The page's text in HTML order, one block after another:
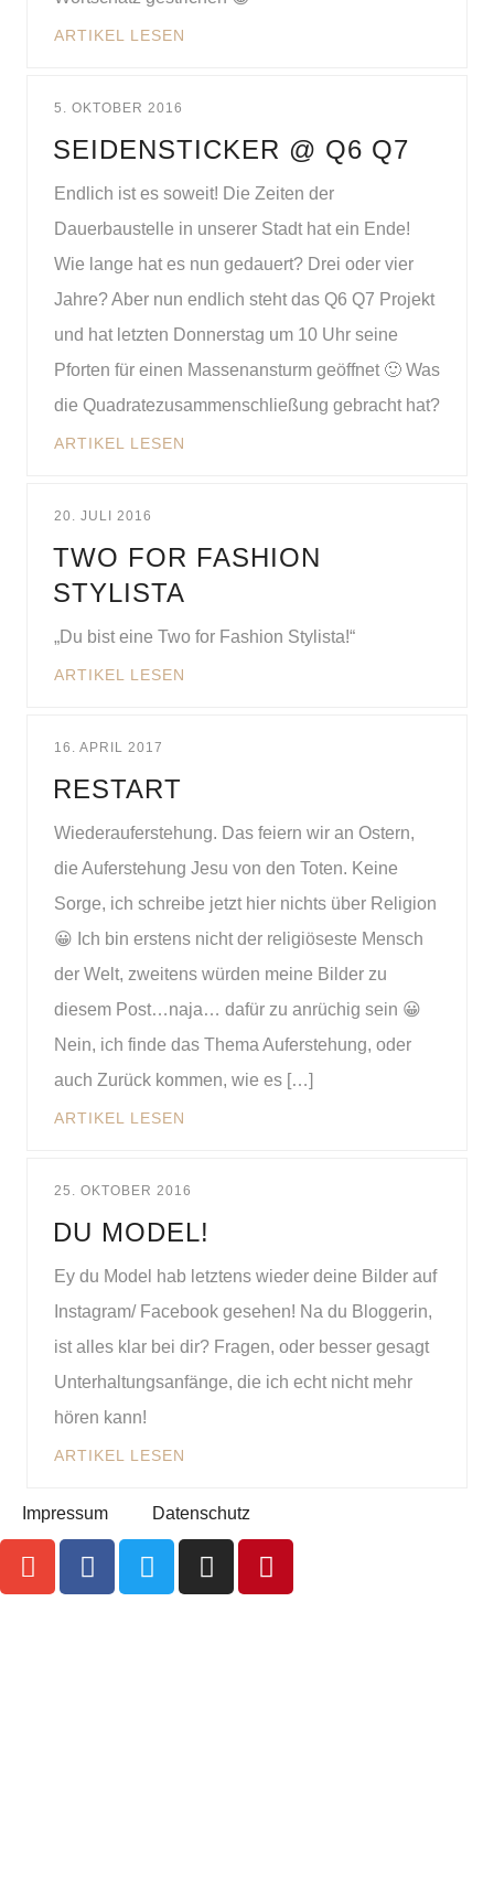
ARTIKEL LESEN
5. OKTOBER 2016
SEIDENSTICKER @ Q6 Q7
Endlich ist es soweit! Die Zeiten der
Dauerbaustelle in unserer Stadt hat ein Ende!
Wie lange hat es nun gedauert? Drei oder vier
Jahre? Aber nun endlich steht das Q6 Q7 Projekt
und hat letzten Donnerstag um 10 Uhr seine
Pforten für einen Massenansturm geöffnet 🙂 Was
die Quadratezusammenschließung gebracht hat?
ARTIKEL LESEN
20. JULI 2016
TWO FOR FASHION
STYLISTA
„Du bist eine Two for Fashion Stylista!“
ARTIKEL LESEN
16. APRIL 2017
RESTART
Wiederauferstehung. Das feiern wir an Ostern,
die Auferstehung Jesu von den Toten. Keine
Sorge, ich schreibe jetzt hier nichts über Religion
😀 Ich bin erstens nicht der religiöseste Mensch
der Welt, zweitens würden meine Bilder zu
diesem Post…naja… dafür zu anrüchig sein 😀
Nein, ich finde das Thema Auferstehung, oder
auch Zurück kommen, wie es […]
ARTIKEL LESEN
25. OKTOBER 2016
DU MODEL!
Ey du Model hab letztens wieder deine Bilder auf
Instagram/ Facebook gesehen! Na du Bloggerin,
ist alles klar bei dir? Fragen, oder besser gesagt
Unterhaltungsanfänge, die ich echt nicht mehr
hören kann!
ARTIKEL LESEN
Impressum Datenschutz